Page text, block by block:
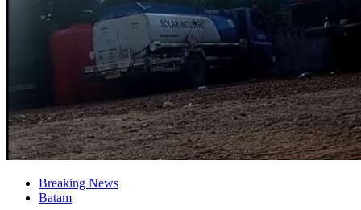
Breaking News
Batam